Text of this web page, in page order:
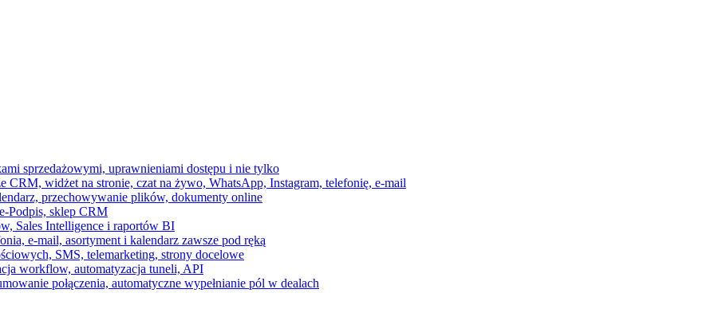
sprzedażowymi, uprawnieniami dostępu i nie tylko
CRM, widżet na stronie, czat na żywo, WhatsApp, Instagram, telefonię, e-mail
przechowywanie plików, dokumenty online
Podpis, sklep CRM
Sales Intelligence i raportów BI
e-mail, asortyment i kalendarz zawsze pod ręką
SMS, telemarketing, strony docelowe
workflow, automatyzacja tuneli, API
połączenia, automatyczne wypełnianie pól w dealach